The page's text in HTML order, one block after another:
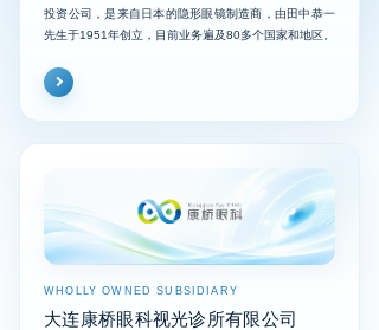
投资公司，是来自日本的隐形眼镜制造商，由田中恭一
先生于1951年创立，目前业务遍及80多个国家和地区。
WHOLLY OWNED SUBSIDIARY
大连康桥眼科视光诊所有限公司